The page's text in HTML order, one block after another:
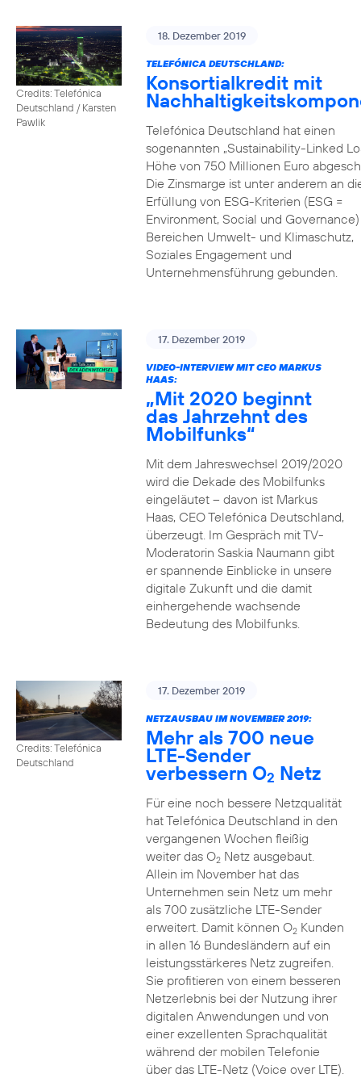
Credits: Telefónica
Deutschland / Karsten
Pawlik
18. Dezember 2019
TELEFÓNICA DEUTSCHLAND:
Konsortialkredit mit
Telefónica Deutschland hat einen
sogenannten „Sustainability-Linked
Höhe von 750 Millionen Euro
Die Zinsmarge ist unter anderem an
Erfüllung von ESG-Kriterien (ESG =
Environment, Social und
Bereichen Umwelt- und Klimaschutz,
Soziales Engagement und
Unternehmensführung gebunden.
17. Dezember 2019
VIDEO-INTERVIEW MIT CEO MARKUS
HAAS:
„Mit 2020 beginnt
das Jahrzehnt des
Mobilfunks“
Mit dem Jahreswechsel 2019/2020
wird die Dekade des Mobilfunks
eingeläutet – davon ist Markus
Haas, CEO Telefónica Deutschland,
überzeugt. Im Gespräch mit TV-
Moderatorin Saskia Naumann gibt
er spannende Einblicke in unsere
digitale Zukunft und die damit
einhergehende wachsende
Bedeutung des Mobilfunks.
Credits: Telefónica
Deutschland
17. Dezember 2019
NETZAUSBAU IM NOVEMBER 2019:
Mehr als 700 neue
LTE-Sender
verbessern O2 Netz
Für eine noch bessere Netzqualität
hat Telefónica Deutschland in den
vergangenen Wochen fleißig
weiter das O2Netz ausgebaut.
Allein im November hat das
Unternehmen sein Netz um mehr
als 700 zusätzliche LTE-Sender
erweitert. Damit können O2Kunden
in allen 16 Bundesländern auf ein
leistungsstärkeres Netz zugreifen.
Sie profitieren von einem besseren
Netzerlebnis bei der Nutzung ihrer
digitalen Anwendungen und von
einer exzellenten Sprachqualität
während der mobilen Telefonie
über das LTE-Netz (Voice over LTE).